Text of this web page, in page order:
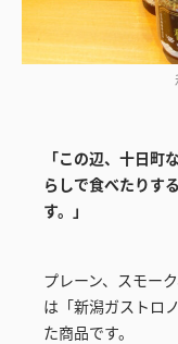
「この辺、十日町
らしで食べたりす
す。」
プレーン、スモー
は「新潟ガストロ
た商品です。